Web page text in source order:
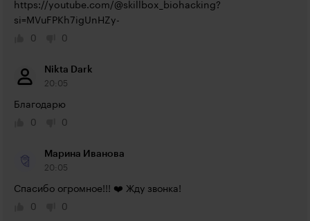
https://youtube.com/@skillbox_biohacking?
si=MVuFPKh7igUnHZy-
0
0
Nikta Dark
20:05
Благодарю
0
0
Марина Иванова
20:05
Спасибо огромное!!! ❤️ Жду звонка!
0
0